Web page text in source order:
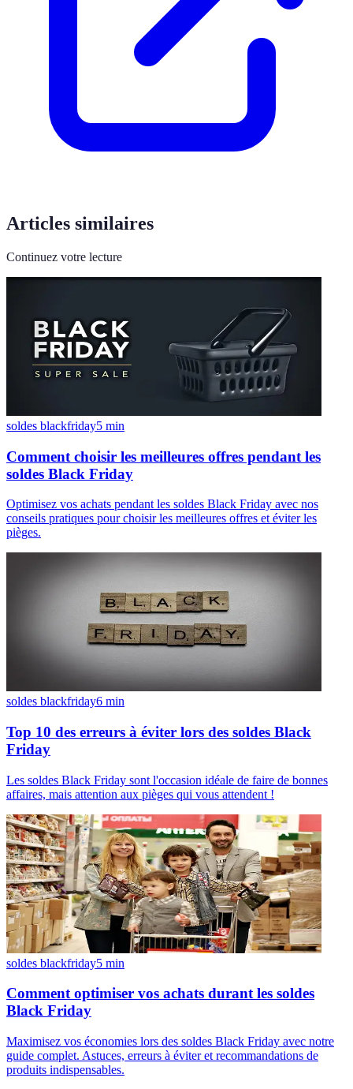
Articles similaires
Continuez votre lecture
soldes blackfriday5 min
Comment choisir les meilleures offres pendant les
soldes Black Friday
Optimisez vos achats pendant les soldes Black Friday avec nos
conseils pratiques pour choisir les meilleures offres et éviter les
pièges.
soldes blackfriday6 min
Top 10 des erreurs à éviter lors des soldes Black
Friday
Les soldes Black Friday sont l'occasion idéale de faire de bonnes
affaires, mais attention aux pièges qui vous attendent !
soldes blackfriday5 min
Comment optimiser vos achats durant les soldes
Black Friday
Maximisez vos économies lors des soldes Black Friday avec notre
guide complet. Astuces, erreurs à éviter et recommandations de
produits indispensables.